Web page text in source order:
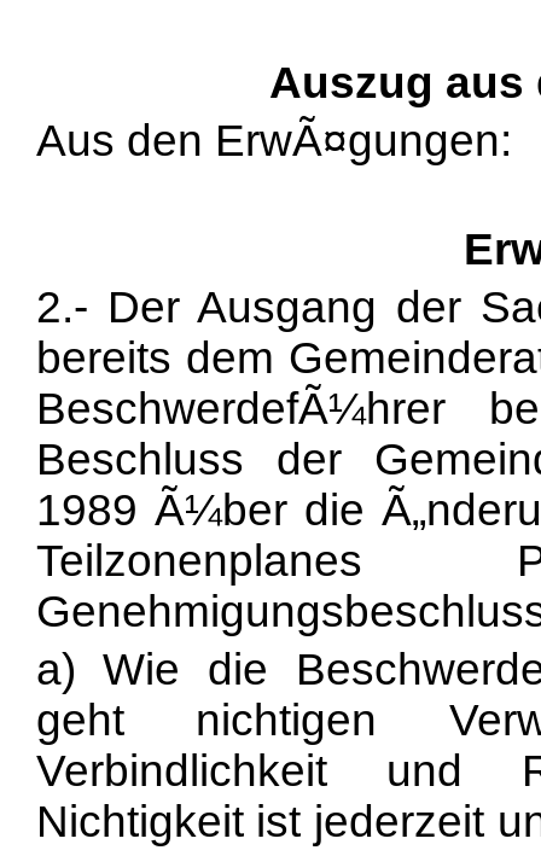
Auszug aus
Aus den ErwÃ¤gungen:
2.- Der Ausgang der
bereits dem
BeschwerdefÃ¼hrer
Beschluss der
1989 Ã¼ber die
a) Wie die
geht nichtigen
Verbindlichkeit und
Nichtigkeit ist jederzeit